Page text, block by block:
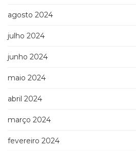
Puericultura
Rádio
Relações
e
Empresarial
(31)
Espiritualidade,
agosto 2024
julho 2024
junho 2024
maio 2024
abril 2024
março 2024
fevereiro 2024